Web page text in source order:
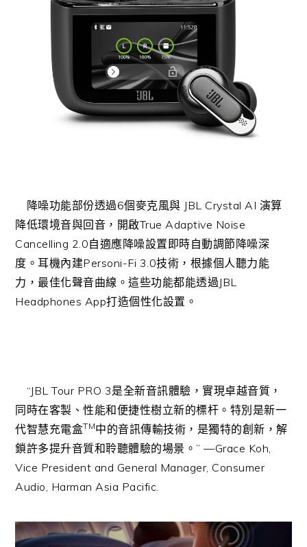
降噪功能部份透過6個麥克風與 JBL Crystal AI 演算
降低環境音與回音，開啟True Adaptive Noise
Cancelling 2.0自適應降噪設置即時自動調節降噪深
度。耳機內建Personi-Fi 3.0技術，根據個人聽力能
力，最佳化聲音曲線。這些功能都能透過JBL
Headphones App打造個性化設置。
“JBL Tour PRO 3是全新音訊體驗，實現卓越音質，
同時在客製、性能和便捷性樹立新的標杆。特別是新一
代智慧充電盒TM中的音訊傳輸技術，是獨特的創新，解
鎖許多提升音質和聆聽體驗的場景。” —Grace Koh,
Vice President and General Manager, Consumer
Audio, Harman Asia Pacific.